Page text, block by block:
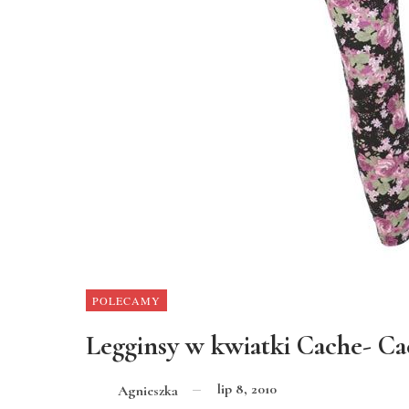
POLECAMY
Legginsy w kwiatki Cache-
Agnieszka lip 8, 2010